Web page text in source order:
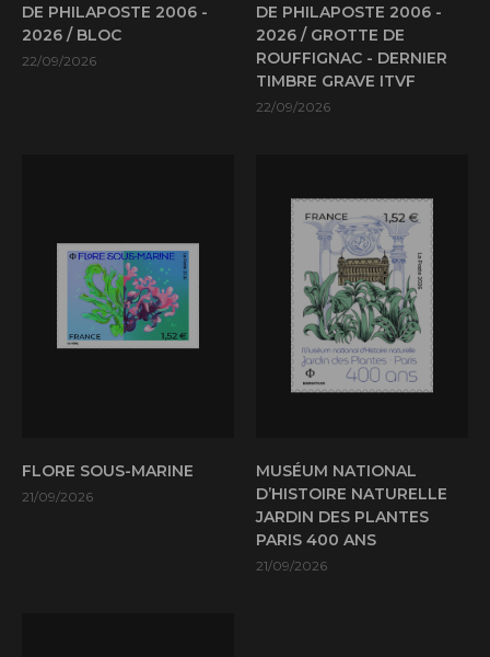
DE PHILAPOSTE 2006 -
2026 / BLOC
22/09/2026
DE PHILAPOSTE 2006 -
2026 / GROTTE DE
ROUFFIGNAC - DERNIER
TIMBRE GRAVE ITVF
22/09/2026
FLORE SOUS-MARINE
21/09/2026
MUSÉUM NATIONAL
D’HISTOIRE NATURELLE
JARDIN DES PLANTES
PARIS 400 ANS
21/09/2026